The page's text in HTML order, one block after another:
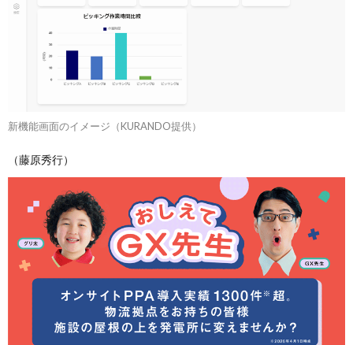
新機能画面のイメージ（KURANDO提供）
（藤原秀行）